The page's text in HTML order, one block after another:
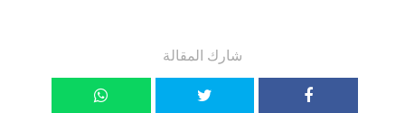
شارك المقالة